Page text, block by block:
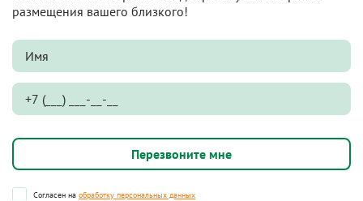
размещения вашего близкого!
Согласен на обработку персональных данных